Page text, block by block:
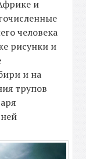
и
человека
рисунки и
и на
трупов